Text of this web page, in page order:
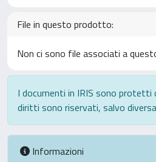
File in questo prodotto:
Non ci sono file associati a
I documenti in IRIS sono
diritti sono riservati, salvo
Informazioni